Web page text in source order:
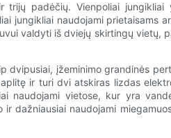
padėčių. Vienpoliai
jungikliai naudojami prietaisams
valdyti iš dviejų skirtingų vietų,
įžeminimo grandinės
ir turi dvi atskiras lizdas
naudojami vietose, kur yra
dažniausiai naudojami